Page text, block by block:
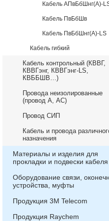
Кабель АПвБбШнг(А)-
Кабель ПвБбШв
Кабель ПвБбШнг(А)-LS
Кабель гибкий
Кабель контрольный (КВВГ,
КВВГэнг, КВВГэнг-LS,
КВББШВ…)
Провода неизолированные
(провод А, АС)
Провод СИП
Кабель и провода
назначения
Материалы и изделия для
прокладки и подвески кабеля
Оборудование связи,
устройства, муфты
Продукция 3М Telecom
Продукция Raychem